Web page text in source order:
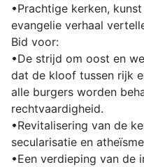
•Prachtige kerken,
evangelie verhaal
Bid voor:
•De strijd om oost en
dat de kloof tussen rijk
alle burgers worden
rechtvaardigheid.
•Revitalisering van de
secularisatie en
•Een verdieping van de